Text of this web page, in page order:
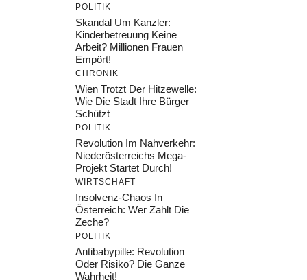
POLITIK
Skandal Um Kanzler:
Kinderbetreuung Keine
Arbeit? Millionen Frauen
Empört!
CHRONIK
Wien Trotzt Der Hitzewelle:
Wie Die Stadt Ihre Bürger
Schützt
POLITIK
Revolution Im Nahverkehr:
Niederösterreichs Mega-
Projekt Startet Durch!
WIRTSCHAFT
Insolvenz-Chaos In
Österreich: Wer Zahlt Die
Zeche?
POLITIK
Antibabypille: Revolution
Oder Risiko? Die Ganze
Wahrheit!